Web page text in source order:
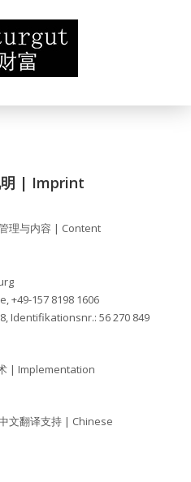
| Imprint
理与内容 | Content
+49-157 8198 1606
Identifikationsnr.: 56 270 849
| Implementation
文翻译支持 | Chinese